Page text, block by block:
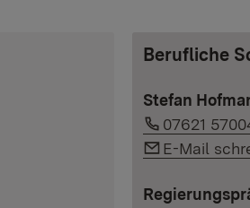
Berufliche
Stefan
Link auf
07621
Link auf E-
E-Mail